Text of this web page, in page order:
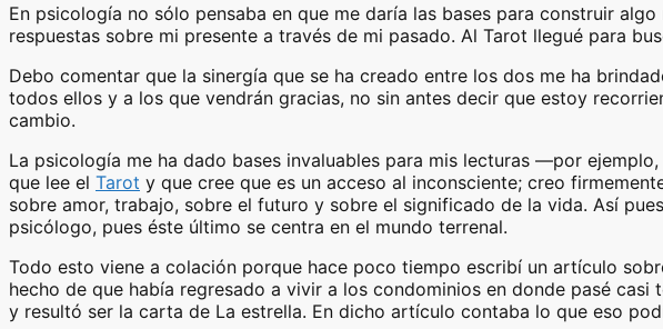
En psicología no sólo pensaba en que me daría las bases para construir
respuestas sobre mi presente a través de mi pasado. Al Tarot llegué para
Debo comentar que la sinergía que se ha creado entre los dos me ha
todos ellos y a los que vendrán gracias, no sin antes decir que estoy
cambio.
La psicología me ha dado bases invaluables para mis lecturas —por
que lee el Tarot y que cree que es un acceso al inconsciente; creo
sobre amor, trabajo, sobre el futuro y sobre el significado de la vida. Así
psicólogo, pues éste último se centra en el mundo terrenal.
Todo esto viene a colación porque hace poco tiempo escribí un artículo
hecho de que había regresado a vivir a los condominios en donde pasé
y resultó ser la carta de La estrella. En dicho artículo contaba lo que eso